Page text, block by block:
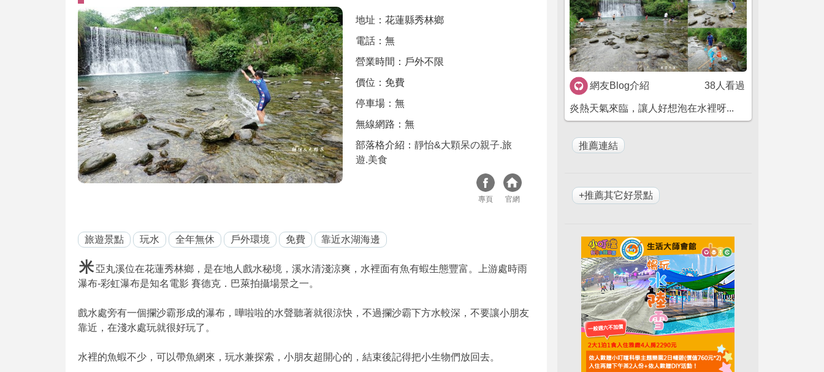
地址：花蓮縣秀林鄉
電話：無
營業時間：戶外不限
價位：免費
停車場：無
無線網路：無
部落格介紹：靜怡&大顆呆の親子.旅
遊.美食
專頁 官網
旅遊景點 玩水 全年無休 戶外環境 免費 靠近水湖海邊
米亞丸溪位在花蓮秀林鄉，是在地人戲水秘境，溪水清淺涼爽，水裡面有魚有蝦生態豐富。上游處時雨
瀑布-彩虹瀑布是知名電影 賽德克．巴萊拍攝場景之一。
戲水處旁有一個攔沙霸形成的瀑布，嘩啦啦的水聲聽著就很涼快，不過攔沙霸下方水較深，不要讓小朋友
靠近，在淺水處玩就很好玩了。
水裡的魚蝦不少，可以帶魚網來，玩水兼探索，小朋友超開心的，結束後記得把小生物們放回去。
網友Blog介紹 38人看過
炎熱天氣來臨，讓人好想泡在水裡呀...
+推薦其它好景點